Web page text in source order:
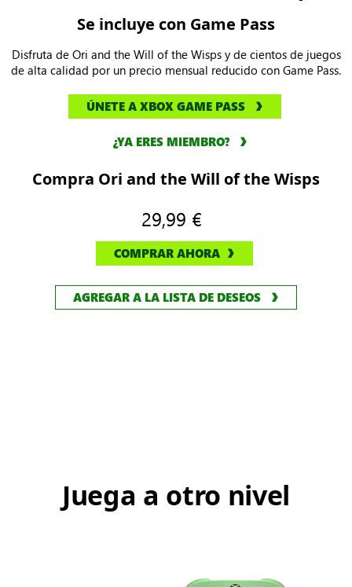
Se incluye con Game Pass
Disfruta de Ori and the Will of the Wisps y de cientos de juegos
de alta calidad por un precio mensual reducido con Game Pass.
ÚNETE A XBOX GAME PASS
¿YA ERES MIEMBRO?
Compra Ori and the Will of the Wisps
29,99 €
COMPRAR AHORA
AGREGAR A LA LISTA DE DESEOS
Juega a otro nivel